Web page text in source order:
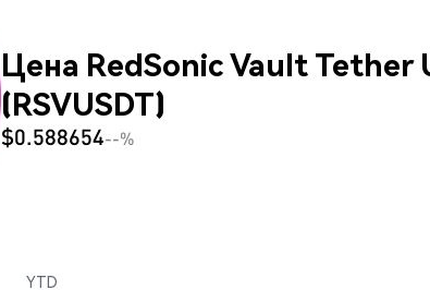
Цена RedSonic Vault Tether
(RSVUSDT)
$0.588654--%
YTD